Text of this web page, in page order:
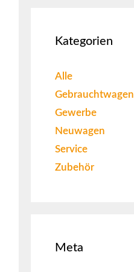
Kategorien
Alle
Gebrauchtwagen
Gewerbe
Neuwagen
Service
Zubehör
Meta